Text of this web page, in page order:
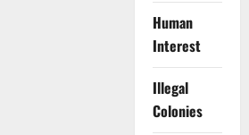
Human
Interest
Illegal
Colonies